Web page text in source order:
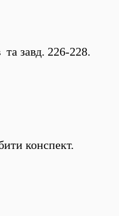
та завд. 226-228.
конспект.